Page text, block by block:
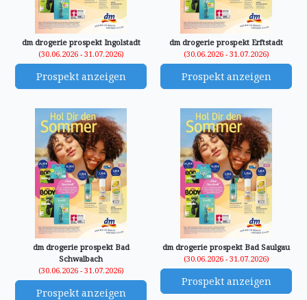
dm drogerie prospekt Ingolstadt
(30.06.2026 - 31.07.2026)
Prospekt anzeigen
dm drogerie prospekt Erftstadt
(30.06.2026 - 31.07.2026)
Prospekt anzeigen
dm drogerie prospekt Bad
Schwalbach
(30.06.2026 - 31.07.2026)
Prospekt anzeigen
dm drogerie prospekt Bad Saulgau
(30.06.2026 - 31.07.2026)
Prospekt anzeigen